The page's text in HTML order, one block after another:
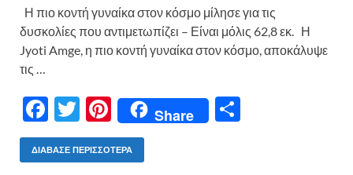
Η πιο κοντή γυναίκα στον κόσμο μίλησε για τις
δυσκολίες που αντιμετωπίζει – Είναι μόλις 62,8 εκ. Η
Jyoti Amge, η πιο κοντή γυναίκα στον κόσμο, αποκάλυψε
τις …
F
ac
e
T
w
itt
Pi
nt
er
Share
ΔΙΆΒΑΣΕ ΠΕΡΙΣΣΌΤΕΡΑ